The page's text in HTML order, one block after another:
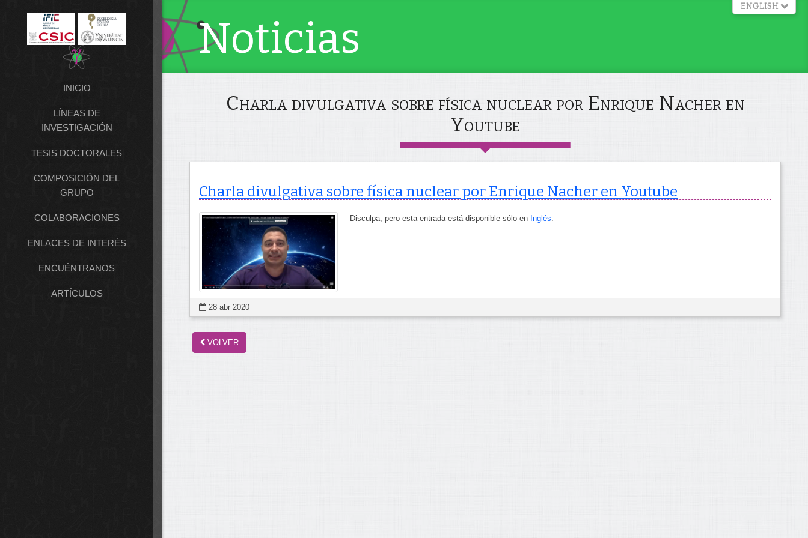
Noticias
Charla divulgativa sobre física nuclear por Enrique Nacher en
Youtube
Charla divulgativa sobre física nuclear por Enrique Nacher en Youtube
Disculpa, pero esta entrada está disponible sólo en Inglés.
28 abr 2020
VOLVER
INICIO
LÍNEAS DE
INVESTIGACIÓN
TESIS DOCTORALES
COMPOSICIÓN DEL
GRUPO
COLABORACIONES
ENLACES DE INTERÉS
ENCUÉNTRANOS
ARTÍCULOS
ENGLISH